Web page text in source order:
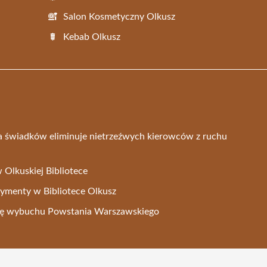
Salon Kosmetyczny Olkusz
Kebab Olkusz
świadków eliminuje nietrzeźwych kierowców z ruchu
Olkuskiej Bibliotece
w Bibliotece Olkusz
wybuchu Powstania Warszawskiego